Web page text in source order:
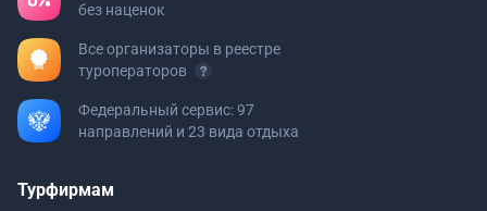
без наценок
Все организаторы в реестре
туроператоров
Федеральный сервис: 97
направлений и 23 вида отдыха
Турфирмам